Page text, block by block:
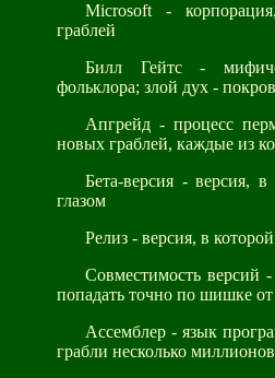
Microsoft -
граблей
Билл Гейтс -
фольклора; злой дух -
Апгрейд - процесс
новых граблей, каждые из
Бета-версия - версия,
глазом
Релиз - версия, в
Совместимость
попадать точно по шишке
Ассемблер - язык
грабли несколько